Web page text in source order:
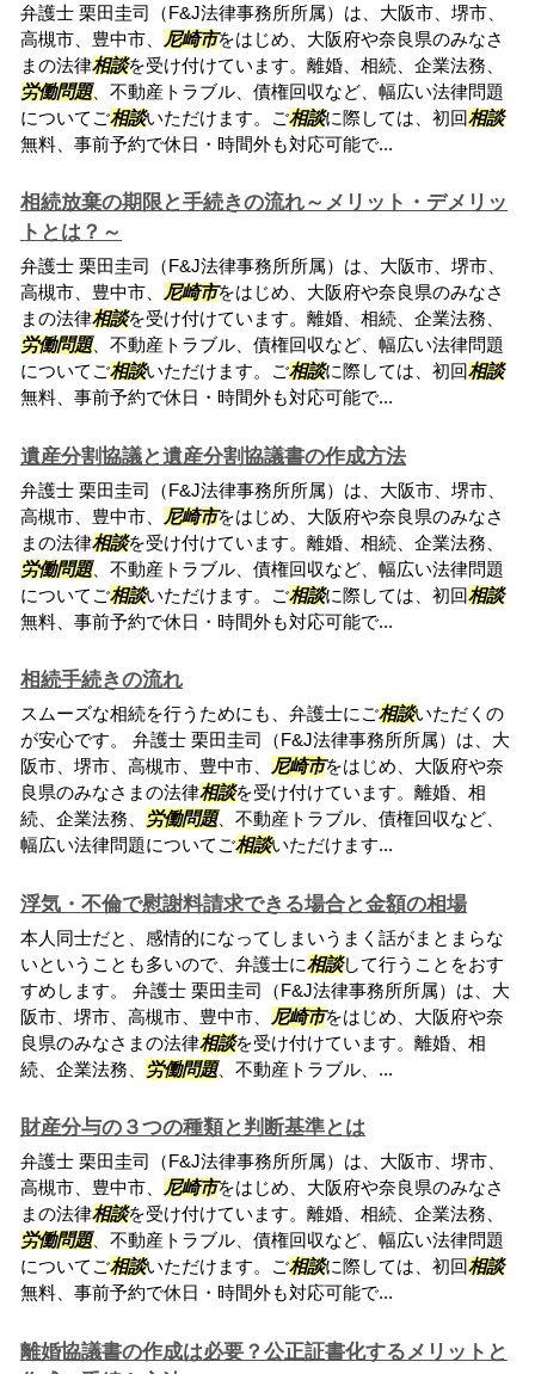
弁護士 栗田圭司（F&J法律事務所所属）は、大阪市、堺市、
高槻市、豊中市、
尼崎市をはじめ、大阪府や奈良県のみなさ
まの法律相談を受け付けています。離婚、相続、企業法務、
労働問題、不動産トラブル、債権回収など、幅広い法律問題
についてご相談いただけます。ご相談に際しては、初回相談
無料、事前予約で休日・時間外も対応可能で...
相続放棄の期限と手続きの流れ～メリット・デメリッ
トとは？～
弁護士 栗田圭司（F&J法律事務所所属）は、大阪市、堺市、
高槻市、豊中市、
尼崎市をはじめ、大阪府や奈良県のみなさ
まの法律相談を受け付けています。離婚、相続、企業法務、
労働問題、不動産トラブル、債権回収など、幅広い法律問題
についてご相談いただけます。ご相談に際しては、初回相談
無料、事前予約で休日・時間外も対応可能で...
遺産分割協議と遺産分割協議書の作成方法
弁護士 栗田圭司（F&J法律事務所所属）は、大阪市、堺市、
高槻市、豊中市、
尼崎市をはじめ、大阪府や奈良県のみなさ
まの法律相談を受け付けています。離婚、相続、企業法務、
労働問題、不動産トラブル、債権回収など、幅広い法律問題
についてご相談いただけます。ご相談に際しては、初回相談
無料、事前予約で休日・時間外も対応可能で...
相続手続きの流れ
スムーズな相続を行うためにも、弁護士にご相談いただくの
が安心です。 弁護士 栗田圭司（F&J法律事務所所属）は、大
阪市、堺市、高槻市、豊中市、
尼崎市をはじめ、大阪府や奈
良県のみなさまの法律相談を受け付けています。離婚、相
続、企業法務、
労働問題、不動産トラブル、債権回収など、
幅広い法律問題についてご相談いただけます...
浮気・不倫で慰謝料請求できる場合と金額の相場
本人同士だと、感情的になってしまいうまく話がまとまらな
いということも多いので、弁護士に相談して行うことをおす
すめします。 弁護士 栗田圭司（F&J法律事務所所属）は、大
阪市、堺市、高槻市、豊中市、
尼崎市をはじめ、大阪府や奈
良県のみなさまの法律相談を受け付けています。離婚、相
続、企業法務、
労働問題、不動産トラブル、...
財産分与の３つの種類と判断基準とは
弁護士 栗田圭司（F&J法律事務所所属）は、大阪市、堺市、
高槻市、豊中市、
尼崎市をはじめ、大阪府や奈良県のみなさ
まの法律相談を受け付けています。離婚、相続、企業法務、
労働問題、不動産トラブル、債権回収など、幅広い法律問題
についてご相談いただけます。ご相談に際しては、初回相談
無料、事前予約で休日・時間外も対応可能で...
離婚協議書の作成は必要？公正証書化するメリットと